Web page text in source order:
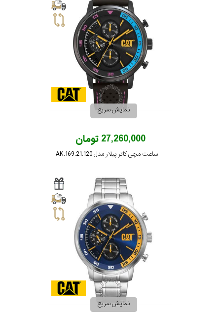
نمایش سریع
27,260,000 تومان
ساعت مچی کاتر پیلار مدل AK.169.21.120
نمایش سریع